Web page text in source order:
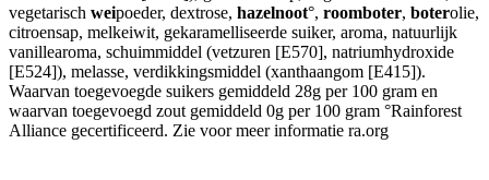
vegetarisch weipoeder, dextrose, hazelnoot°, roomboter, boterolie,
citroensap, melkeiwit, gekaramelliseerde suiker, aroma, natuurlijk
vanillearoma, schuimmiddel (vetzuren [E570], natriumhydroxide
[E524]), melasse, verdikkingsmiddel (xanthaangom [E415]).
Waarvan toegevoegde suikers gemiddeld 28g per 100 gram en
waarvan toegevoegd zout gemiddeld 0g per 100 gram °Rainforest
Alliance gecertificeerd. Zie voor meer informatie ra.org